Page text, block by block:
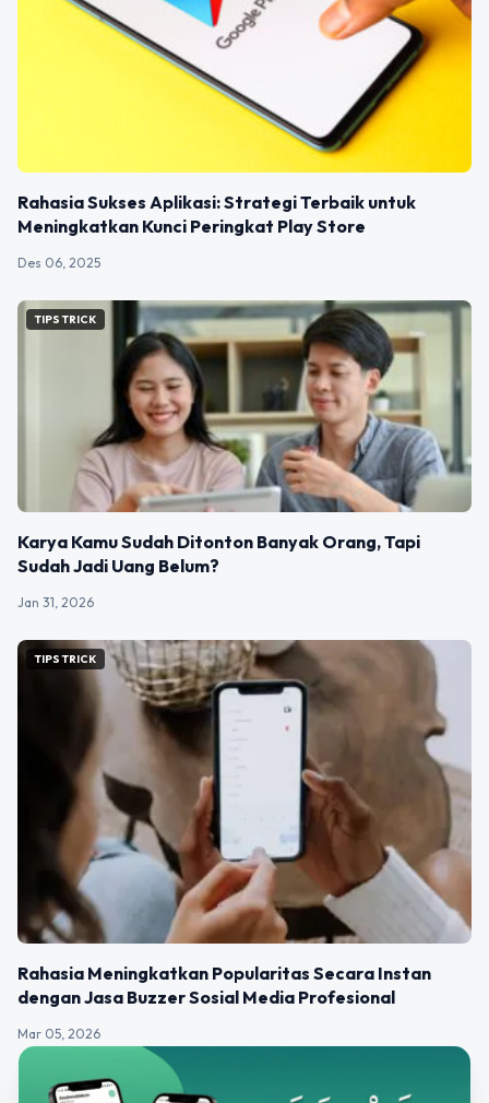
Rahasia Sukses Aplikasi: Strategi Terbaik untuk
Meningkatkan Kunci Peringkat Play Store
Des 06, 2025
TIPS TRICK
Karya Kamu Sudah Ditonton Banyak Orang, Tapi
Sudah Jadi Uang Belum?
Jan 31, 2026
TIPS TRICK
Rahasia Meningkatkan Popularitas Secara Instan
dengan Jasa Buzzer Sosial Media Profesional
Mar 05, 2026